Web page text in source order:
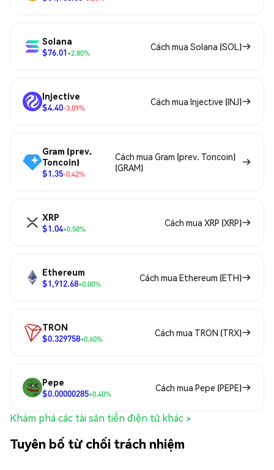
Solana
$76.01+2.80%
Cách mua Solana (SOL)
Injective
$4.40-3.09%
Cách mua Injective (INJ)
Gram (prev.
Toncoin)
$1.35-0.42%
Cách mua Gram (prev. Toncoin)
(GRAM)
XRP
$1.04+0.50%
Cách mua XRP (XRP)
Ethereum
$1,912.68+0.00%
Cách mua Ethereum (ETH)
TRON
$0.329758+0.60%
Cách mua TRON (TRX)
Pepe
$0.00000285+0.40%
Cách mua Pepe (PEPE)
Khám phá các tài sản tiền điện tử khác >
Tuyên bố từ chối trách nhiệm